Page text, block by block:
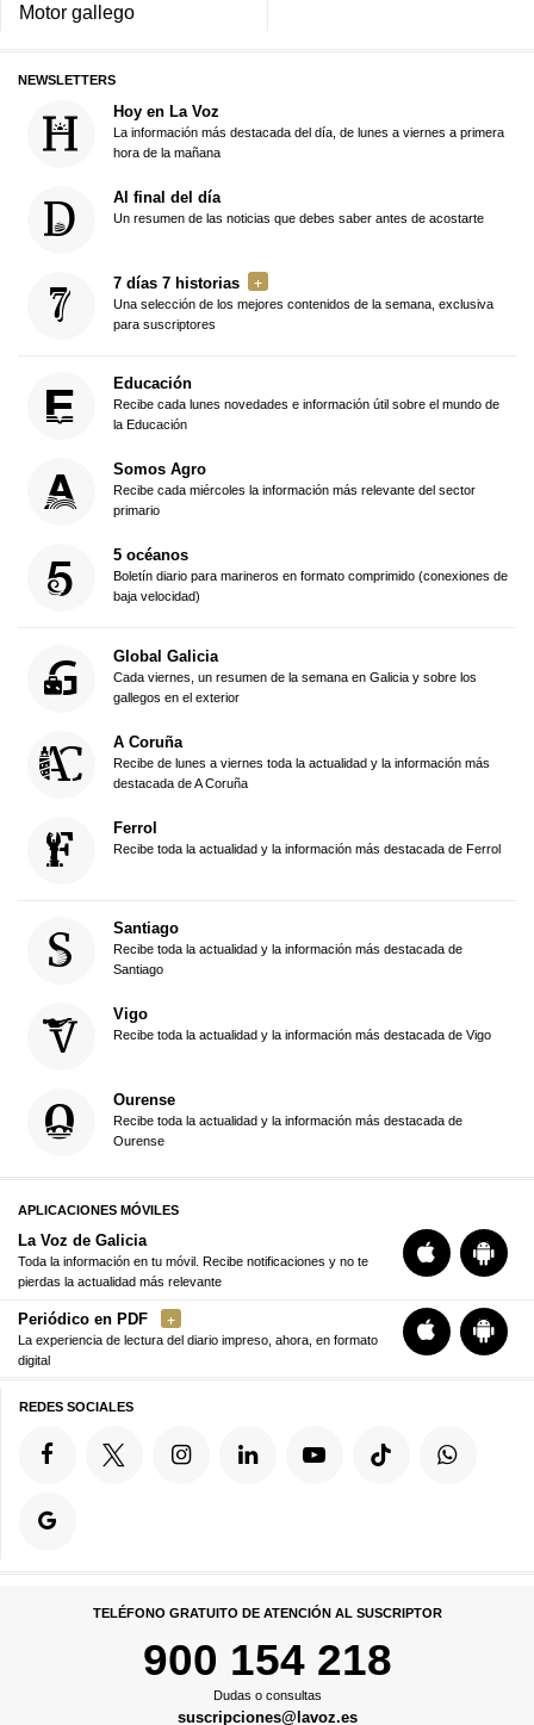
Motor gallego
NEWSLETTERS
Hoy en La Voz
La información más destacada del día, de lunes a viernes a primera
hora de la mañana
Al final del día
Un resumen de las noticias que debes saber antes de acostarte
7 días 7 historias
Una selección de los mejores contenidos de la semana, exclusiva
para suscriptores
Educación
Recibe cada lunes novedades e información útil sobre el mundo de
la Educación
Somos Agro
Recibe cada miércoles la información más relevante del sector
primario
5 océanos
Boletín diario para marineros en formato comprimido (conexiones de
baja velocidad)
Global Galicia
Cada viernes, un resumen de la semana en Galicia y sobre los
gallegos en el exterior
A Coruña
Recibe de lunes a viernes toda la actualidad y la información más
destacada de A Coruña
Ferrol
Recibe toda la actualidad y la información más destacada de Ferrol
Santiago
Recibe toda la actualidad y la información más destacada de
Santiago
Vigo
Recibe toda la actualidad y la información más destacada de Vigo
Ourense
Recibe toda la actualidad y la información más destacada de
Ourense
APLICACIONES MÓVILES
La Voz de Galicia
Toda la información en tu móvil. Recibe notificaciones y no te
pierdas la actualidad más relevante
Periódico en PDF
La experiencia de lectura del diario impreso, ahora, en formato
digital
REDES SOCIALES
TELÉFONO GRATUITO DE ATENCIÓN AL SUSCRIPTOR
900 154 218
Dudas o consultas
suscripciones@lavoz.es